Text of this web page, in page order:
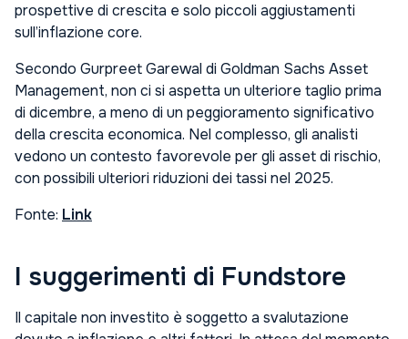
prospettive di crescita e solo piccoli aggiustamenti
sull’inflazione core.
Secondo Gurpreet Garewal di Goldman Sachs Asset
Management, non ci si aspetta un ulteriore taglio prima
di dicembre, a meno di un peggioramento significativo
della crescita economica. Nel complesso, gli analisti
vedono un contesto favorevole per gli asset di rischio,
con possibili ulteriori riduzioni dei tassi nel 2025.
Fonte: Link
I suggerimenti di Fundstore
Il capitale non investito è soggetto a svalutazione